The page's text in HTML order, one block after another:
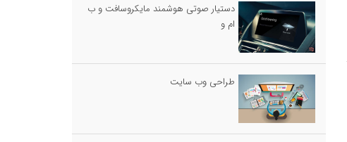
دستیار صوتی هوشمند مایکروسافت و ب
ام و
طراحی وب سایت